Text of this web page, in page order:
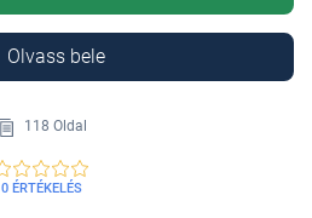
Olvass bele
118 Oldal
0 ÉRTÉKELÉS